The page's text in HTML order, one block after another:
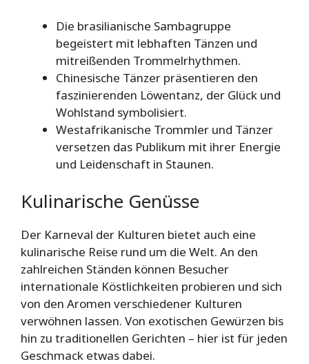
Die brasilianische Sambagruppe
begeistert mit lebhaften Tänzen und
mitreißenden Trommelrhythmen.
Chinesische Tänzer präsentieren den
faszinierenden Löwentanz, der Glück und
Wohlstand symbolisiert.
Westafrikanische Trommler und Tänzer
versetzen das Publikum mit ihrer Energie
und Leidenschaft in Staunen.
Kulinarische Genüsse
Der Karneval der Kulturen bietet auch eine
kulinarische Reise rund um die Welt. An den
zahlreichen Ständen können Besucher
internationale Köstlichkeiten probieren und sich
von den Aromen verschiedener Kulturen
verwöhnen lassen. Von exotischen Gewürzen bis
hin zu traditionellen Gerichten – hier ist für jeden
Geschmack etwas dabei.